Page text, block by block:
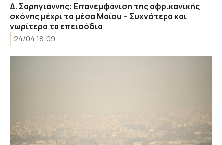
Δ. Σαρηγιάννης: Επανεμφάνιση της αφρικανικής
σκόνης μέχρι τα μέσα Μαίου – Συχνότερα και
νωρίτερα τα επεισόδια
24/04 18:09